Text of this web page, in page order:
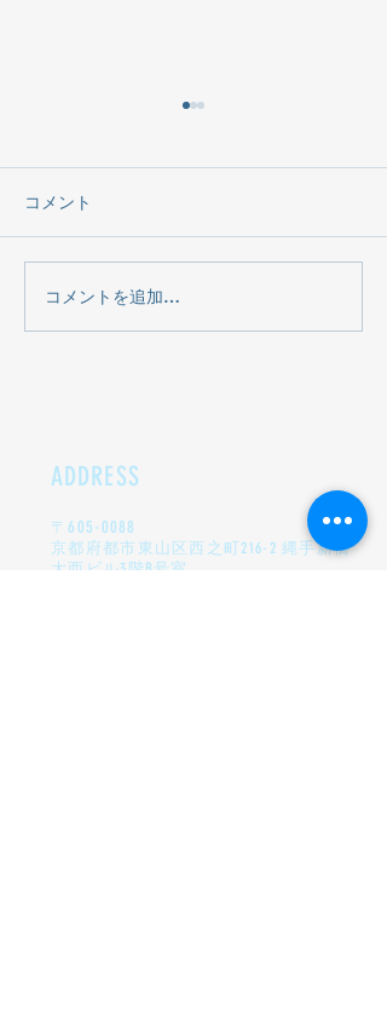
7月カレンダー
コメント
コメントを追加…
ADDRESS
〒605-0088
​京都府都市東山区西之町216-2 縄手新橋
大西ビル3階B号室